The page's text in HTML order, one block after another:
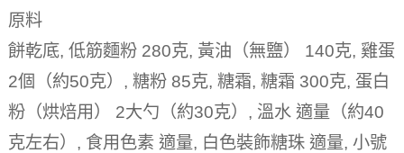
原料
餅乾底, 低筋麵粉 280克, 黃油（無鹽） 140克, 雞蛋
2個（約50克）, 糖粉 85克, 糖霜, 糖霜 300克, 蛋白
粉（烘焙用） 2大勺（約30克）, 溫水 適量（約40
克左右）, 食用色素 適量, 白色裝飾糖珠 適量, 小號